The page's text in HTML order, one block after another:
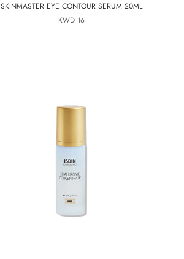
SKINMASTER EYE CONTOUR SERUM 20ML
16 KWD